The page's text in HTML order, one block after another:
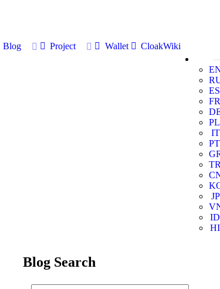
Blog Project Wallet
CloakWiki
ES
FR
PL
IT
PT
JP
ID
HI
Blog Search